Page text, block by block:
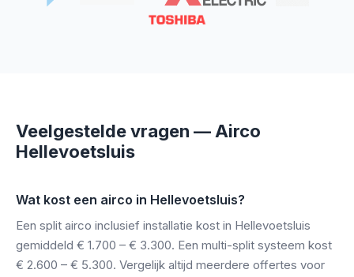
Veelgestelde vragen — Airco
Hellevoetsluis
Wat kost een airco in Hellevoetsluis?
Een split airco inclusief installatie kost in Hellevoetsluis
gemiddeld € 1.700 – € 3.300. Een multi-split systeem kost
€ 2.600 – € 5.300. Vergelijk altijd meerdere offertes voor